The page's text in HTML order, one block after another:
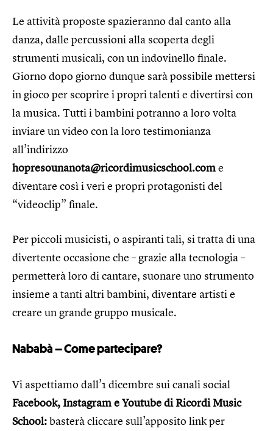
Le attività proposte spazieranno dal canto alla
danza, dalle percussioni alla scoperta degli
strumenti musicali, con un indovinello finale.
Giorno dopo giorno dunque sarà possibile mettersi
in gioco per scoprire i propri talenti e divertirsi con
la musica. Tutti i bambini potranno a loro volta
inviare un video con la loro testimonianza
all’indirizzo
hopresounanota@ricordimusicschool.come
diventare così i veri e propri protagonisti del
“videoclip” finale.
Per piccoli musicisti, o aspiranti tali, si tratta di una
divertente occasione che – grazie alla tecnologia –
permetterà loro di cantare, suonare uno strumento
insieme a tanti altri bambini, diventare artisti e
creare un grande gruppo musicale.
Nababà – Come partecipare?
Vi aspettiamo dall’1 dicembre sui canali social
Facebook, Instagram e Youtube di Ricordi Music
School:basterà cliccare sull’apposito link per